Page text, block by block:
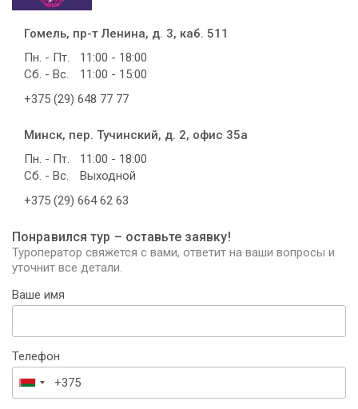
Гомель, пр-т Ленина, д. 3, каб. 511
Пн. - Пт.
11:00 - 18:00
Сб. - Вс.
11:00 - 15:00
+375 (29) 648 77 77
Минск, пер. Тучинский, д. 2, офис 35а
Пн. - Пт.
11:00 - 18:00
Сб. - Вс.
Выходной
+375 (29) 664 62 63
Понравился тур – оставьте заявку!
Туроператор свяжется с вами, ответит на ваши вопросы и
уточнит все детали.
Ваше имя
Телефон
Беларусь
+375